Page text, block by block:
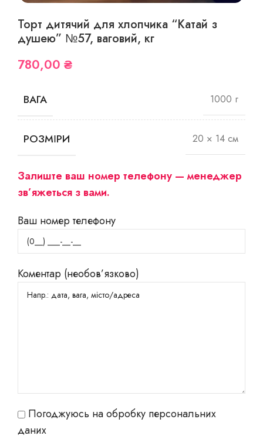
Торт дитячий для хлопчика “Катай з
душею” №57, ваговий, кг
780,00 ₴
ВАГА 1000 г
РОЗМІРИ 20 × 14 см
Залиште ваш номер телефону — менеджер
зв’яжеться з вами.
Ваш номер телефону
Коментар (необов’язково)
Погоджуюсь на обробку персональних
даних